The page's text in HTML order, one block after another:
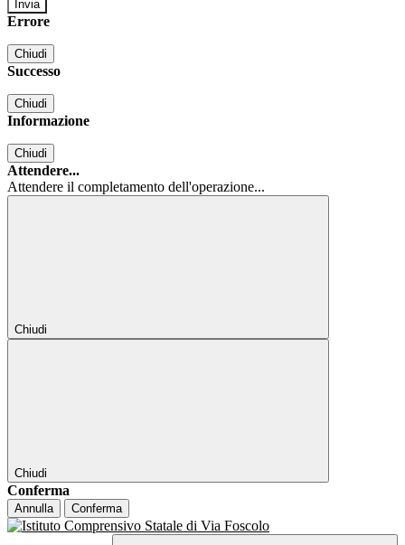
Errore
Chiudi
Successo
Chiudi
Informazione
Chiudi
Attendere...
Attendere il completamento dell'operazione...
Chiudi
Chiudi
Conferma
Annulla Conferma